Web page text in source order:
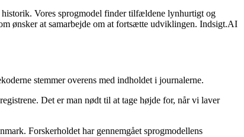
Vores sprogmodel finder tilfældene lynhurtigt og
ønsker at samarbejde om at fortsætte udviklingen. Indsigt.AI
stemmer overens med indholdet i journalerne.
Det er man nødt til at tage højde for, når vi laver
Forskerholdet har gennemgået sprogmodellens